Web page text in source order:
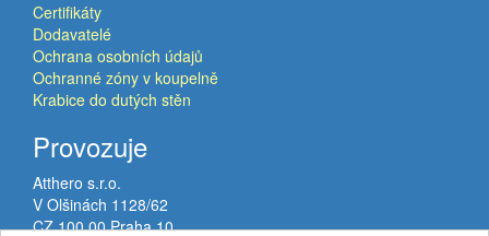
Certifikáty
Dodavatelé
Ochrana osobních údajů
Ochranné zóny v koupelně
Krabice do dutých stěn
Provozuje
Atthero s.r.o.
V Olšinách 1128/62
CZ 100 00 Praha 10